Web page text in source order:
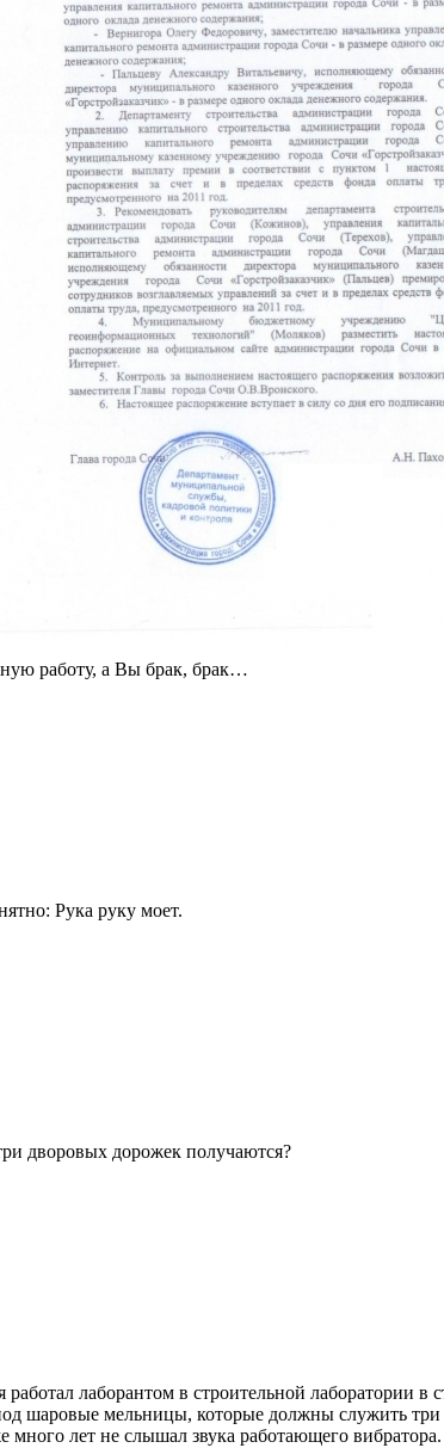
работу, а Вы брак, брак…
Рука руку моет.
дворовых дорожек получаются?
лаборантом в строительной лаборатории
шаровые мельницы, которые должны служить
много лет не слышал звука работающего